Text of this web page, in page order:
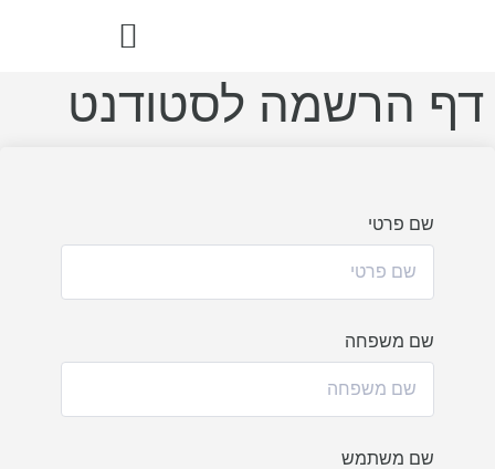
דף הרשמה לסטודנט
שם פרטי
שם משפחה
שם משתמש